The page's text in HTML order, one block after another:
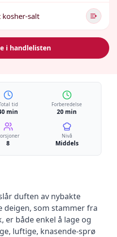
salt
i handlelisten
tid
min
Forberedelse
20 min
8
Nivå
Middels
duften av nybakte
deigen, som stammer fra
er både enkel å lage og
luftige, knasende-sprø